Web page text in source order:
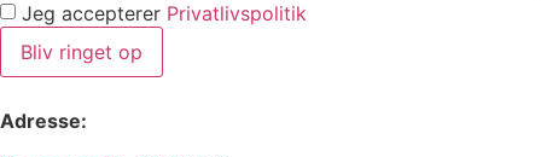
Jeg accepterer Privatlivspolitik
Bliv ringet op
Adresse: